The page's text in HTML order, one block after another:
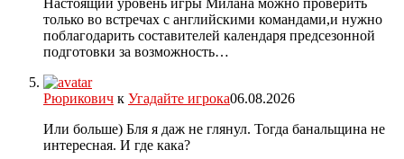
Настоящий уровень игры Милана можно проверить
только во встречах с английскими командами,и нужно
поблагодарить составителей календаря предсезонной
подготовки за возможность…
Рюрикович к Угадайте игрока06.08.2026
Или больше) Бля я даж не глянул. Тогда банальщина не
интересная. И где кака?